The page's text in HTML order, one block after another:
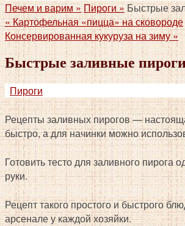
Печем и варим » Пироги »Быстрые
«Картофельная «пицца» на сковороде
Консервированная кукуруза на зиму»
Быстрые заливные
Пироги
Рецепты заливных пирогов —
быстро, а для начинки можно
Готовить тесто для заливного пирога
руки.
Рецепт такого простого и быстрого
арсенале у каждой хозяйки.